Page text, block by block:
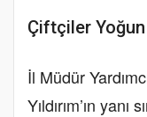
Çiftçiler
İl Müdür
Yıldırım’ın